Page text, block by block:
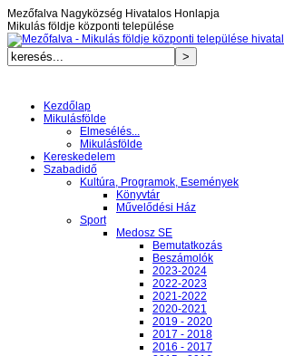
Mezőfalva Nagyközség Hivatalos Honlapja
Mikulás földje központi települése
Kezdőlap
Mikulásfölde
Elmesélés...
Mikulásfölde
Kereskedelem
Szabadidő
Kultúra, Programok, Események
Könyvtár
Művelődési Ház
Sport
Medosz SE
Bemutatkozás
Beszámolók
2023-2024
2022-2023
2021-2022
2020-2021
2019 - 2020
2017 - 2018
2016 - 2017